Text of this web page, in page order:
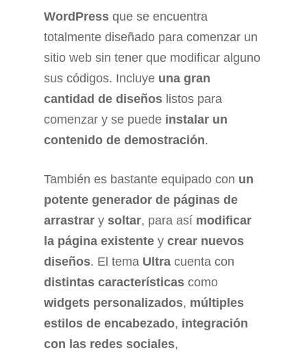
WordPress que se encuentra
totalmente diseñado para comenzar un
sitio web sin tener que modificar alguno
sus códigos. Incluye una gran
cantidad de diseños listos para
comenzar y se puede instalar un
contenido de demostración.
También es bastante equipado con un
potente generador de páginas de
arrastrar y soltar, para así modificar
la página existente y crear nuevos
diseños. El tema Ultra cuenta con
distintas características como
widgets personalizados, múltiples
estilos de encabezado, integración
con las redes sociales,